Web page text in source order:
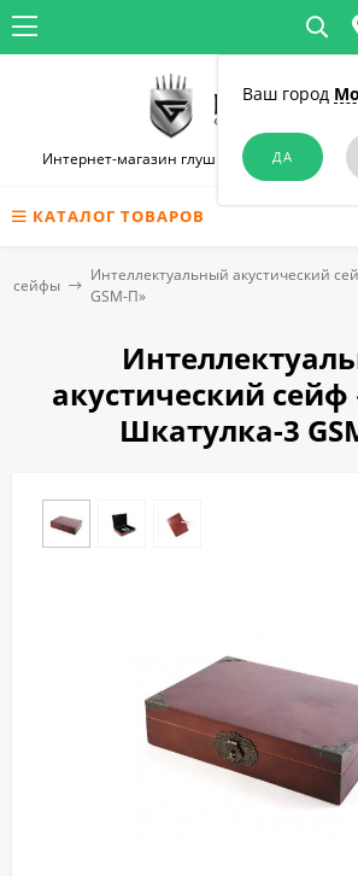
Ваш город
Интернет-магазин глушилок связи и
КАТАЛОГ ТОВАРОВ
сейфы
Интеллектуальный акустический
GSM-П»
акустический сейф
Шкатулка-3